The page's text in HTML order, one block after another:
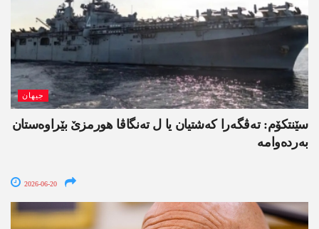
جیھان
سێنتکۆم: تەڤگەرا کەشتیان یا ل تەنگاڤا ھورمزێ بێراوەستان
بەردەوامە
2026-06-20